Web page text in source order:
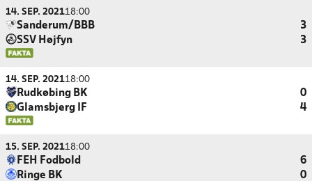
14. SEP. 202118:00
Sanderum/BBB
3
SSV Højfyn
3
14. SEP. 202118:00
Rudkøbing BK
0
Glamsbjerg IF
4
15. SEP. 202118:00
FEH Fodbold
6
Ringe BK
0